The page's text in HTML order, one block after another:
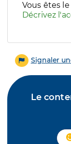
Vous êtes
Décrivez
Signaler
Le